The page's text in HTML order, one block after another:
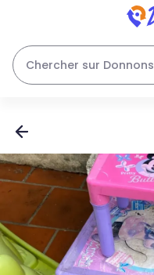
Chercher sur Donnons